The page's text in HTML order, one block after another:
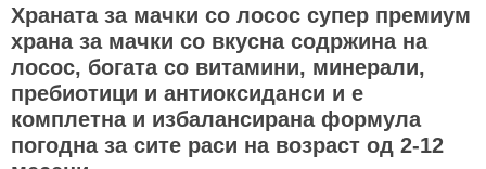
Храната за мачки со лосос супер премиум
храна за мачки со вкусна содржина на
лосос, богата со витамини, минерали,
пребиотици и антиоксиданси и е
комплетна и избалансирана формула
погодна за сите раси на возраст од 2-12